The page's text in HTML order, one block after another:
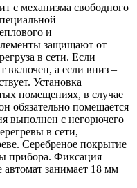
с механизма свободного
и
защищают от
в сети. Если
включен, а если вниз –
Установка
помещениях, в случае
обязательно помещается
выполнен с негорючего
в сети,
Серебреное покрытие
прибора. Фиксация
автомат занимает 18 мм